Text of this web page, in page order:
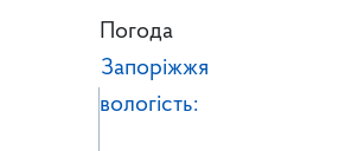
Погода
Запоріжжя
вологість: